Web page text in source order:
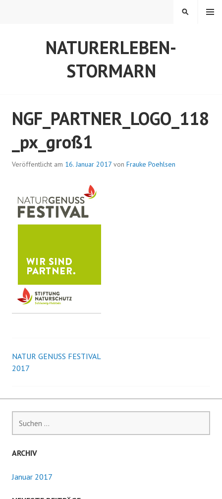
NATURERLEBEN-
STORMARN
MENÜ
S
NGF_PARTNER_LOGO_118
_px_groß1
Veröffentlicht am 16. Januar 2017 von Frauke Poehlsen
B
i
t
r
a
NATUR GENUSS FESTIVAL
2017
h
n
ARCHIV
Januar 2017